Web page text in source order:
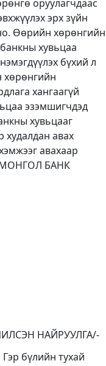
оруулагчдаас
эрх зүйн
Өөрийн хөрөнгийн
хувьцаа
бүхий л
хөрөнгийн
хангаагүй
эзэмшигчдэд
хувьцааг
худалдан авах
авахаар
МОНГОЛ БАНК
НАЙРУУЛГА/-
бүлийн тухай